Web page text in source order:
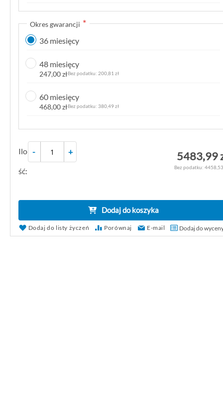
Okres gwarancji
36 miesięcy
48 miesięcy
247,00 zł 200,81 zł
60 miesięcy
468,00 zł 380,49 zł
Ilo
ść:
- + 5483,99
4458,53
Dodaj do koszyka
Dodaj do listy życzeń Porównaj E-mail Dodaj do